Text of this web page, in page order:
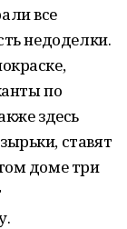
все
недоделки.
по
здесь
ставят
доме три